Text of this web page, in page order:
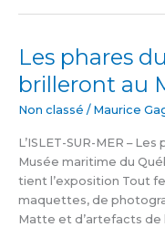
Les phares
brilleront au
Non classé / Maurice
L’ISLET-SUR-MER –
Musée maritime du
tient l’exposition Tout
maquettes, de
Matte et d’artefacts de
Les
du
Saint-
brilleront
au
Musée
maritime